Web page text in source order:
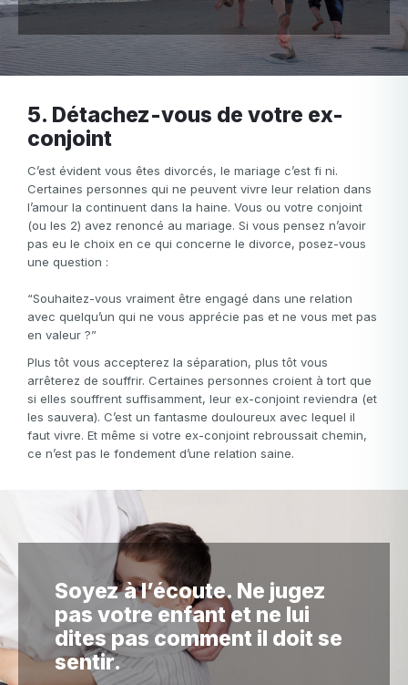
5. Détachez-vous de votre ex-
conjoint
C’est évident vous êtes divorcés, le mariage c’est fi ni.
Certaines personnes qui ne peuvent vivre leur relation dans
l’amour la continuent dans la haine. Vous ou votre conjoint
(ou les 2) avez renoncé au mariage. Si vous pensez n’avoir
pas eu le choix en ce qui concerne le divorce, posez-vous
une question :
“Souhaitez-vous vraiment être engagé dans une relation
avec quelqu’un qui ne vous apprécie pas et ne vous met pas
en valeur ?”
Plus tôt vous accepterez la séparation, plus tôt vous
arrêterez de souffrir. Certaines personnes croient à tort que
si elles souffrent suffisamment, leur ex-conjoint reviendra (et
les sauvera). C’est un fantasme douloureux avec lequel il
faut vivre. Et même si votre ex-conjoint rebroussait chemin,
ce n’est pas le fondement d’une relation saine.
Soyez à l’écoute. Ne jugez
pas votre enfant et ne lui
dites pas comment il doit se
sentir.
Mon email
Mot de passe
Mot de passe